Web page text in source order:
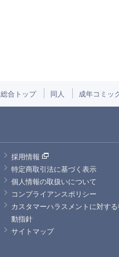
総合トップ 同人 成年コミッ
採用情報
特定商取引法に基づく表示
個人情報の取扱いについて
コンプライアンスポリシー
カスタマーハラスメントに対す
動指針
サイトマップ